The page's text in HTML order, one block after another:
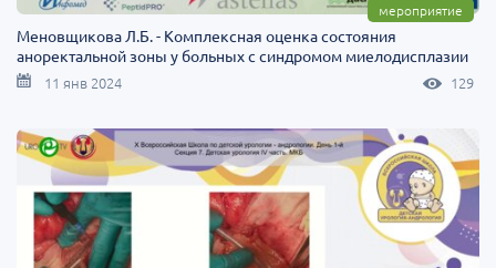
мероприятие
Меновщикова Л.Б. - Комплексная оценка состояния
аноректальной зоны у больных с синдромом миелодисплазии
11 янв 2024 129